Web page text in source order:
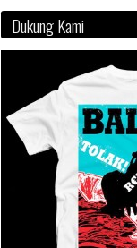
Dukung Kami